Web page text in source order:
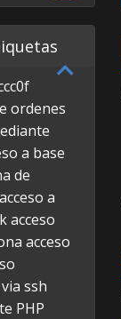
ordenes
a base
de
acceso a
acceso
acceso
ssh
PHP